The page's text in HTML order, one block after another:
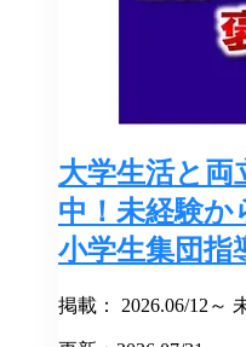
大学生活と
中！未経験か
小学生集団指
掲載： 2026.06/12～